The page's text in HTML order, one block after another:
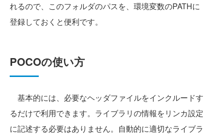
れるので、このフォルダのパスを、環境変数のPATHに
登録しておくと便利です。
POCOの使い方
基本的には、必要なヘッダファイルをインクルードす
るだけで利用できます。ライブラリの情報をリンカ設定
に記述する必要はありません。自動的に適切なライブラ